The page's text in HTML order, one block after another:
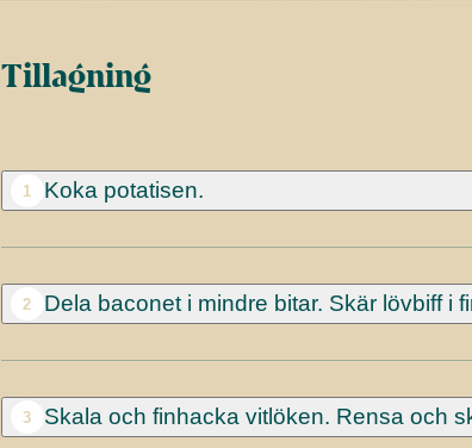
Tillagning
1 Koka potatisen.
2 Dela baconet i mindre bitar. Skär lövbiff i
3 Skala och finhacka vitlöken. Rensa och